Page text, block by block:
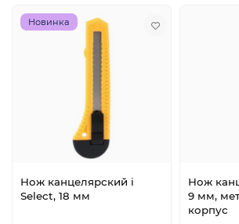
Новинка
Нож канцелярский i
Select, 18 мм
Нож
9 мм,
корпус